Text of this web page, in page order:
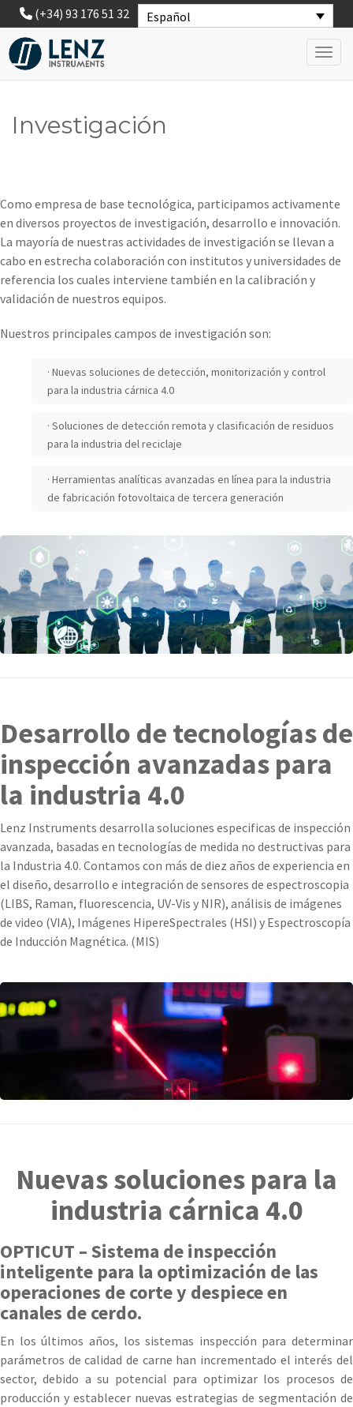
Español
(+34) 93 176 51 32
Investigación
Como empresa de base tecnológica, participamos activamente
en diversos proyectos de investigación, desarrollo e innovación.
La mayoría de nuestras actividades de investigación se llevan a
cabo en estrecha colaboración con institutos y universidades de
referencia los cuales interviene también en la calibración y
validación de nuestros equipos.
Nuestros principales campos de investigación son:
· Nuevas soluciones de detección, monitorización y control
para la industria cárnica 4.0
· Soluciones de detección remota y clasificación de residuos
para la industria del reciclaje
· Herramientas analíticas avanzadas en línea para la industria
de fabricación fotovoltaica de tercera generación
Desarrollo de tecnologías de
inspección avanzadas para
la industria 4.0
Lenz Instruments desarrolla soluciones especificas de inspección
avanzada, basadas en tecnologías de medida no destructivas para
la Industria 4.0. Contamos con más de diez años de experiencia en
el diseño, desarrollo e integración de sensores de espectroscopia
(LIBS, Raman, fluorescencia, UV-Vis y NIR), análisis de imágenes
de video (VIA), Imágenes HipereSpectrales (HSI) y Espectroscopía
de Inducción Magnética. (MIS)
Nuevas soluciones para la
industria cárnica 4.0
OPTICUT – Sistema de inspección
inteligente para la optimización de las
operaciones de corte y despiece en
canales de cerdo.
En los últimos años, los sistemas inspección para determinar
parámetros de calidad de carne han incrementado el interés del
sector, debido a su potencial para optimizar los procesos de
producción y establecer nuevas estrategias de segmentación de